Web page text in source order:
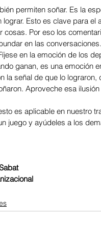
permiten soñar. Es la
lograr. Esto es clave para
cosas. Por eso los
en las
en la emoción de los
ganan, es una emoción
la señal de que lo
Aproveche esa
es aplicable en nuestro
juego y ayúdeles a los